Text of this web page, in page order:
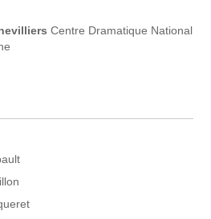
Centre Dramatique National